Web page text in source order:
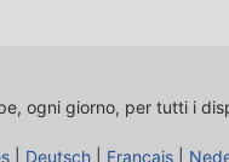
ogni giorno, per tutti i
Deutsch Français